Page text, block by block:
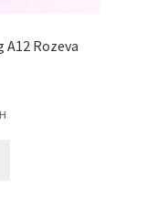
Rozeva